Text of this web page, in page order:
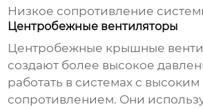
Низкое сопротивление
Центробежные вентиляторы
Центробежные крышные
создают более высокое
работать в системах с высоким
сопротивлением. Они